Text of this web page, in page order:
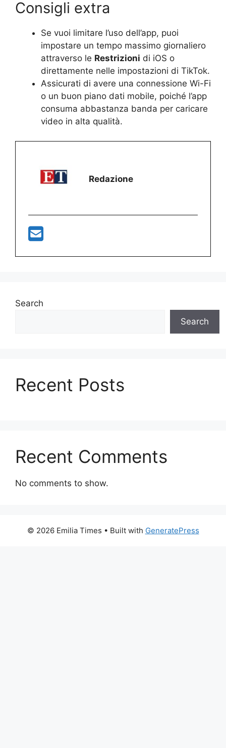
Consigli extra
Se vuoi limitare l’uso dell’app, puoi
impostare un tempo massimo giornaliero
attraverso le Restrizioni di iOS o
direttamente nelle impostazioni di TikTok.
Assicurati di avere una connessione Wi-Fi
o un buon piano dati mobile, poiché l’app
consuma abbastanza banda per caricare
video in alta qualità.
Redazione
Search
Search
Recent Posts
Recent Comments
No comments to show.
© 2026 Emilia Times • Built with GeneratePress